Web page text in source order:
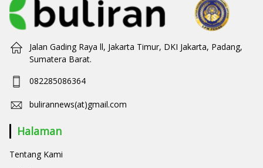
Jalan Gading Raya ll, Jakarta Timur, DKI Jakarta, Padang,
Sumatera Barat.
082285086364
bulirannews(at)gmail.com
Halaman
Tentang Kami